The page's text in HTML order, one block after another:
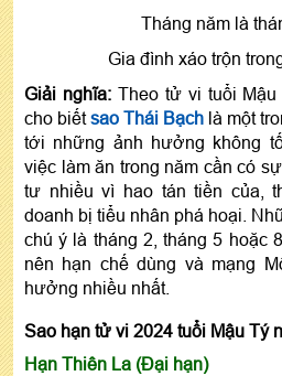
Tháng năm là
Gia đình xáo trộn
Giải nghĩa: Theo tử vi tuổi
cho biếtsao Thái Bạch là một
tới những ảnh hưởng không
việc làm ăn trong năm cần có
tư nhiều vì hao tán tiền của,
doanh bị tiểu nhân phá hoại.
chú ý là tháng 2, tháng 5 hoặc
nên hạn chế dùng và mạng
hưởng nhiều nhất.
Sao hạn tử vi 2024 tuổi Mậu Tý
Hạn Thiên La (Đại hạn)